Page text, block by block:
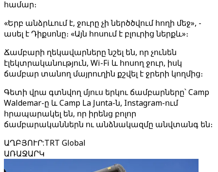
համար։
«Երբ անձրևում է, ջուրը չի ներծծվում հողի մեջ», -
ասել է Դիքսոնը։ «Այն հոսում է բլուրից ներքև»։
Ճամբարի ղեկավարները նշել են, որ չունեն
էլեկտրականություն, Wi-Fi և հոսող ջուր, իսկ
ճամբար տանող մայրուղին քշվել է ջրերի կողմից։
Գետի վրա գտնվող մյուս երկու ճամբարները՝ Camp
Waldemar-ը և Camp La Junta-ն, Instagram-ում
հրապարակել են, որ իրենց բոլոր
ճամբարականներն ու անձնակազմը անվտանգ են։
ԱՂԲՅՈՒՐ:TRT Global
ԱՌԱՋԱՐԿ